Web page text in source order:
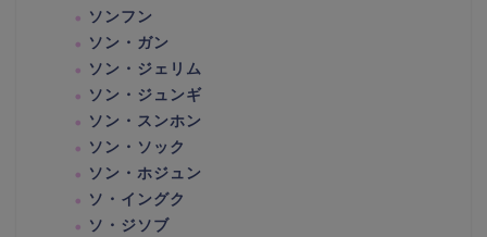
ソンフン
ソン・ガン
ソン・ジェリム
ソン・ジュンギ
ソン・スンホン
ソン・ソック
ソン・ホジュン
ソ・イングク
ソ・ジソブ